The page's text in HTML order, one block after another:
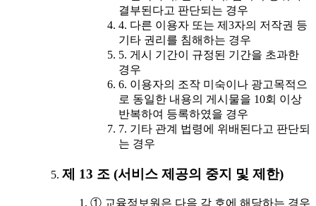
결부된다고 판단되는 경우
4. 다른 이용자 또는 제3자의 저작권 등
기타 권리를 침해하는 경우
5. 게시 기간이 규정된 기간을 초과한
경우
6. 이용자의 조작 미숙이나 광고목적으
로 동일한 내용의 게시물을 10회 이상
반복하여 등록하였을 경우
7. 기타 관계 법령에 위배된다고 판단되
는 경우
제 13 조 (서비스 제공의 중지 및 제한)
① 교육정보원은 다음 각 호에 해당하는 경우